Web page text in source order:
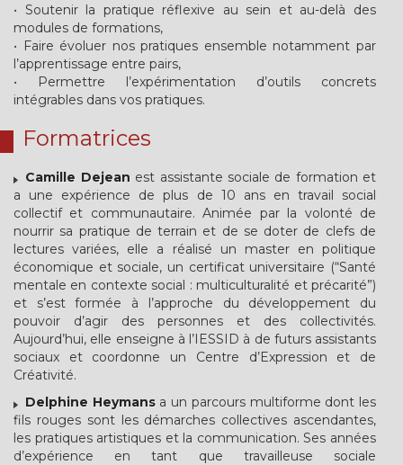
• Soutenir la pratique réflexive au sein et au-delà des
modules de formations,
• Faire évoluer nos pratiques ensemble notamment par
l’apprentissage entre pairs,
• Permettre l’expérimentation d’outils concrets
intégrables dans vos pratiques.
Formatrices
Camille Dejean est assistante sociale de formation et
a une expérience de plus de 10 ans en travail social
collectif et communautaire. Animée par la volonté de
nourrir sa pratique de terrain et de se doter de clefs de
lectures variées, elle a réalisé un master en politique
économique et sociale, un certificat universitaire (“Santé
mentale en contexte social : multiculturalité et précarité”)
et s’est formée à l’approche du développement du
pouvoir d’agir des personnes et des collectivités.
Aujourd’hui, elle enseigne à l’IESSID à de futurs assistants
sociaux et coordonne un Centre d’Expression et de
Créativité.
Delphine Heymans a un parcours multiforme dont les
fils rouges sont les démarches collectives ascendantes,
les pratiques artistiques et la communication. Ses années
d’expérience en tant que travailleuse sociale